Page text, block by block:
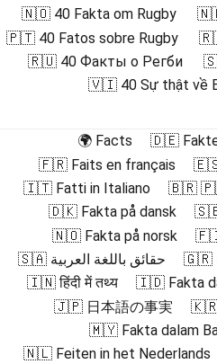
🇳🇴 40 Fakta om Rugby
🇵🇹 40 Fatos sobre Rugby
🇷🇺 40 Факты о Регби
🇻🇮 40 Sự thật về
🌍 Facts
🇩🇪
🇫🇷 Faits en français
🇪🇸
🇮🇹 Fatti in Italiano
🇧🇷 🇵🇹
🇩🇰 Fakta på dansk
🇸🇪
🇳🇴 Fakta på norsk
🇫🇮
🇸🇦 حقائق باللغة العربية
🇬🇷
🇮🇳 हिंदी में तथ्य
🇮🇩 Fakta
🇯🇵 日本語の事実
🇰🇷
🇲🇾 Fakta dalam
🇳🇱 Feiten in het Nederlands